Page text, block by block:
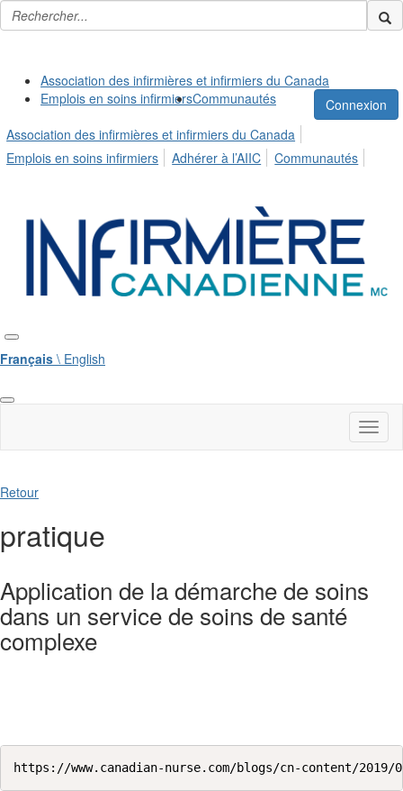
Association des infirmières et infirmiers du Canada
Emplois en soins infirmiersCommunautés
Connexion
Association des infirmières et infirmiers du Canada
Emplois en soins infirmiers
Adhérer à l’AIIC Communautés
Français \ English
Retour
pratique
Application de la démarche de soins
dans un service de soins de santé
complexe
https://www.canadian-nurse.com/blogs/cn-content/